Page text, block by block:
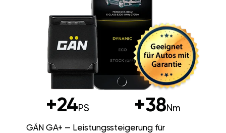
+24PS +38Nm
GÄN GA+ — Leistungssteigerung für